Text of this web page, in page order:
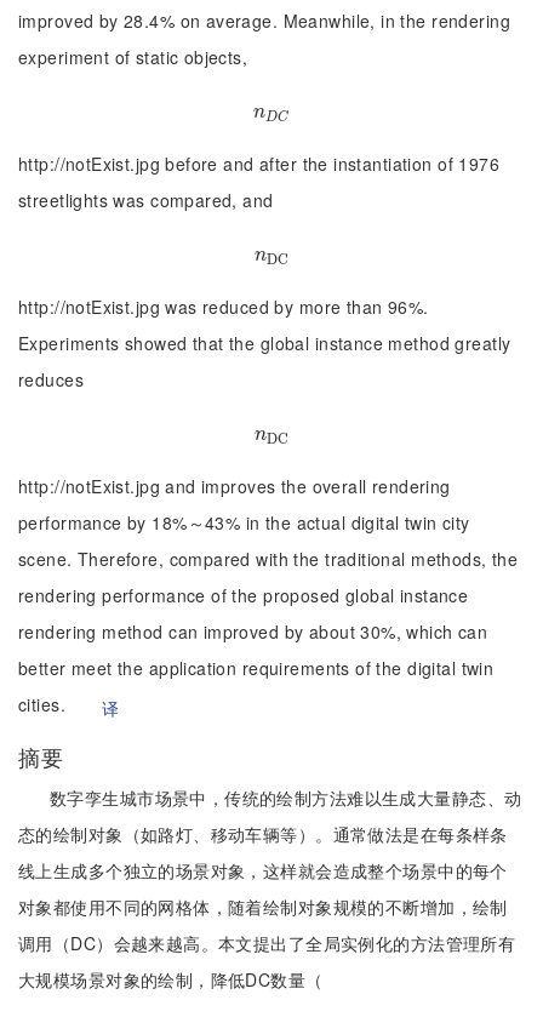
improved by 28.4% on average. Meanwhile, in the rendering
experiment of static objects,
nDC
nDC
http://notExist.jpg before and after the instantiation of 1976
streetlights was compared, and
nDC
nDC
http://notExist.jpg was reduced by more than 96%.
Experiments showed that the global instance method greatly
reduces
nDC
nDC
http://notExist.jpg and improves the overall rendering
performance by 18%～43% in the actual digital twin city
scene. Therefore, compared with the traditional methods, the
rendering performance of the proposed global instance
rendering method can improved by about 30%, which can
better meet the application requirements of the digital twin
cities.
译
摘要
数字孪生城市场景中，传统的绘制方法难以生成大量静态、动
态的绘制对象（如路灯、移动车辆等）。通常做法是在每条样条
线上生成多个独立的场景对象，这样就会造成整个场景中的每个
对象都使用不同的网格体，随着绘制对象规模的不断增加，绘制
调用（DC）会越来越高。本文提出了全局实例化的方法管理所有
大规模场景对象的绘制，降低DC数量（